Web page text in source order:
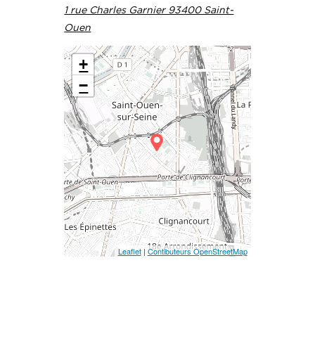
1 rue Charles Garnier 93400 Saint-
Ouen
+
−
Leaflet| Contibuteurs OpenStreetMap